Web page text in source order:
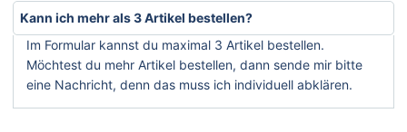
Kann ich mehr als 3 Artikel bestellen?
Im Formular kannst du maximal 3 Artikel bestellen.
Möchtest du mehr Artikel bestellen, dann sende mir bitte
eine Nachricht, denn das muss ich individuell abklären.